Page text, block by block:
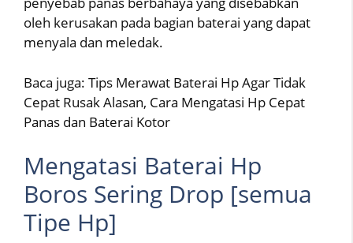
oleh kerusakan pada bagian baterai yang dapat
menyala dan meledak.
Baca juga: Tips Merawat Baterai Hp Agar Tidak
Cepat Rusak Alasan, Cara Mengatasi Hp Cepat
Panas dan Baterai Kotor
Mengatasi Baterai Hp
Boros Sering Drop [semua
Tipe Hp]